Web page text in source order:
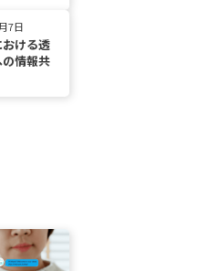
7日
ける透
情報共